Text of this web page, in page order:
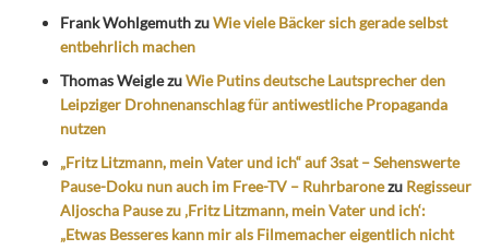
Frank WohlgemuthzuWie viele Bäcker sich gerade selbst
entbehrlich machen
Thomas WeiglezuWie Putins deutsche Lautsprecher den
Leipziger Drohnenanschlag für antiwestliche Propaganda
nutzen
„Fritz Litzmann, mein Vater und ich“ auf 3sat – Sehenswerte
Pause-Doku nun auch im Free-TV – Ruhrbaronezu Regisseur
Aljoscha Pause zu ‚Fritz Litzmann, mein Vater und ich‘:
„Etwas Besseres kann mir als Filmemacher eigentlich nicht